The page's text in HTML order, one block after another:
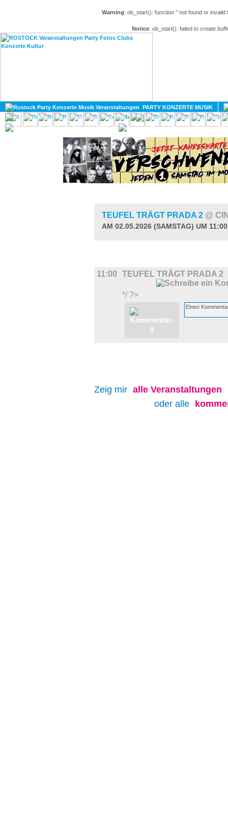
Warning: ob_start(): function '' not found or
Notice: ob_start(): failed to create
PARTY KONZERTE MUSIK
KULTUR
GAY
TEUFEL TRÄGT PRADA 2 @
AM 02.05.2026 (SAMSTAG) UM
11:00 TEUFEL TRÄGT PRADA 2
*/ ?>
Zeig mir alle Veranstaltungen
oder alle